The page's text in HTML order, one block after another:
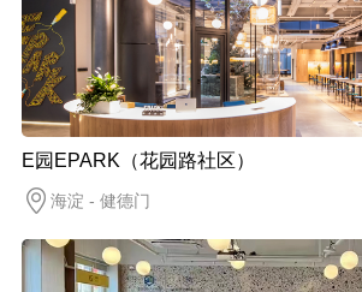
E园EPARK（花园路社区）
海淀 - 健德门